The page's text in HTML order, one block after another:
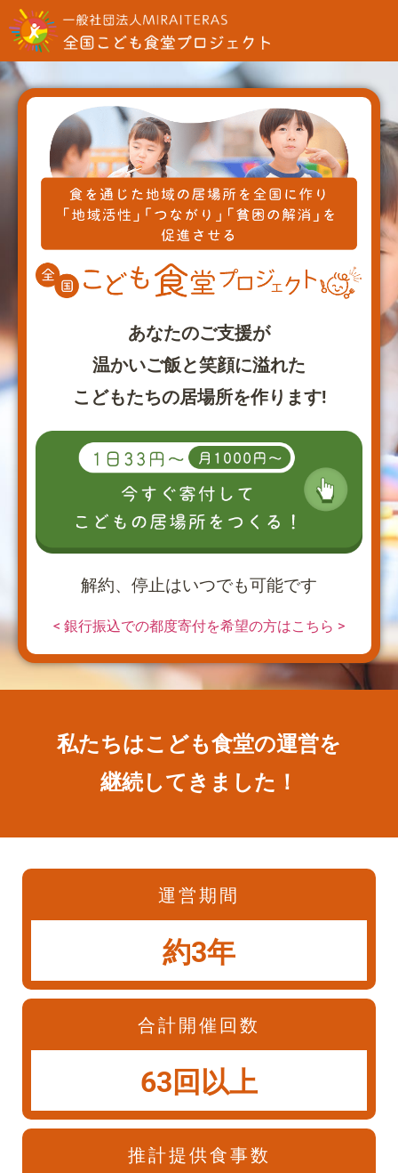
あなたのご支援が
温かいご飯と笑顔に溢れた
こどもたちの居場所を作ります!
解約、停止はいつでも可能です
< 銀行振込での都度寄付を希望の方はこちら >
私たちはこども食堂の運営を
継続してきました！
運営期間
約3年
合計開催回数
63回以上
推計提供食事数